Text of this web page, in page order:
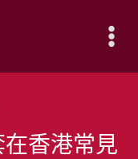
香港常見